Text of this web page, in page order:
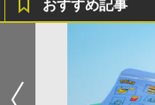
おすすめ記事